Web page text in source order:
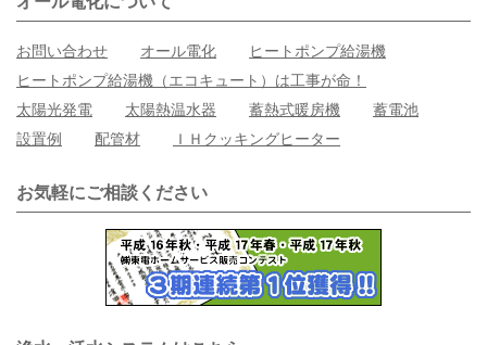
お問い合わせ オール電化
ヒートポンプ給湯機
ヒートポンプ給湯機（エコキュート）は工事が命！
太陽光発電
太陽熱温水器 蓄熱式暖房機
蓄電池
設置例
配管材 ＩＨクッキングヒーター
お気軽にご相談ください